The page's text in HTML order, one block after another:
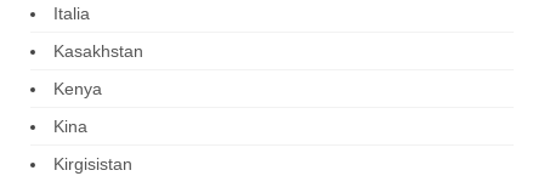
Italia
Kasakhstan
Kenya
Kina
Kirgisistan